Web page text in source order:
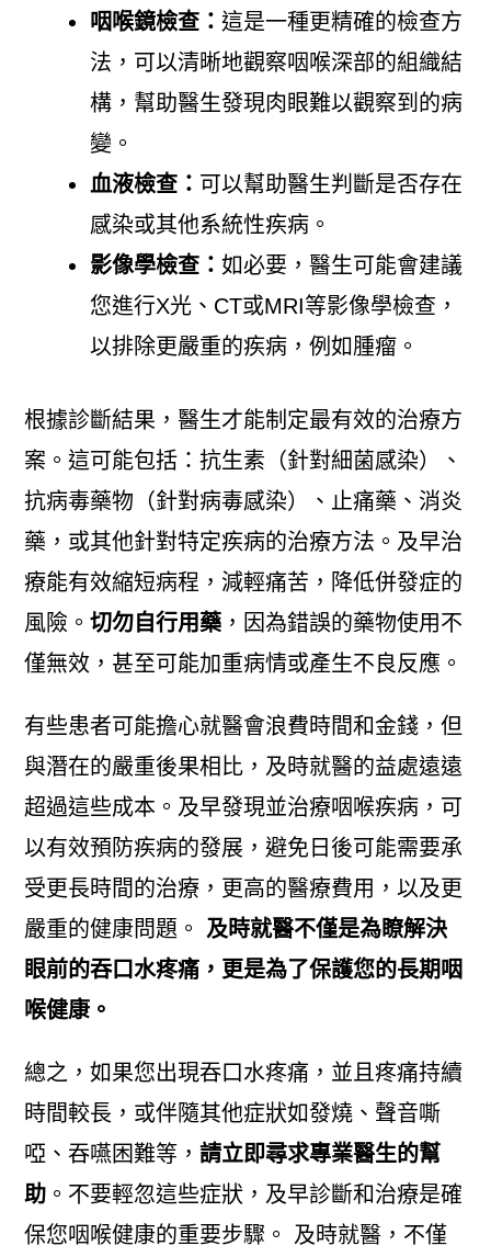
咽喉鏡檢查： 這是一種更精確的檢查方
法，可以清晰地觀察咽喉深部的組織結
構，幫助醫生發現肉眼難以觀察到的病
變。
血液檢查： 可以幫助醫生判斷是否存在
感染或其他系統性疾病。
影像學檢查： 如必要，醫生可能會建議
您進行X光、CT或MRI等影像學檢查，
以排除更嚴重的疾病，例如腫瘤。
根據診斷結果，醫生才能制定最有效的治療方
案。這可能包括：抗生素（針對細菌感染）、
抗病毒藥物（針對病毒感染）、止痛藥、消炎
藥，或其他針對特定疾病的治療方法。及早治
療能有效縮短病程，減輕痛苦，降低併發症的
風險。 切勿自行用藥，因為錯誤的藥物使用不
僅無效，甚至可能加重病情或產生不良反應。
有些患者可能擔心就醫會浪費時間和金錢，但
與潛在的嚴重後果相比，及時就醫的益處遠遠
超過這些成本。及早發現並治療咽喉疾病，可
以有效預防疾病的發展，避免日後可能需要承
受更長時間的治療，更高的醫療費用，以及更
嚴重的健康問題。 及時就醫不僅是為瞭解決
眼前的吞口水疼痛，更是為了保護您的長期咽
喉健康。
總之，如果您出現吞口水疼痛，並且疼痛持續
時間較長，或伴隨其他症狀如發燒、聲音嘶
啞、吞嚥困難等， 請立即尋求專業醫生的幫
助。不要輕忽這些症狀，及早診斷和治療是確
保您咽喉健康的重要步驟。 及時就醫，不僅